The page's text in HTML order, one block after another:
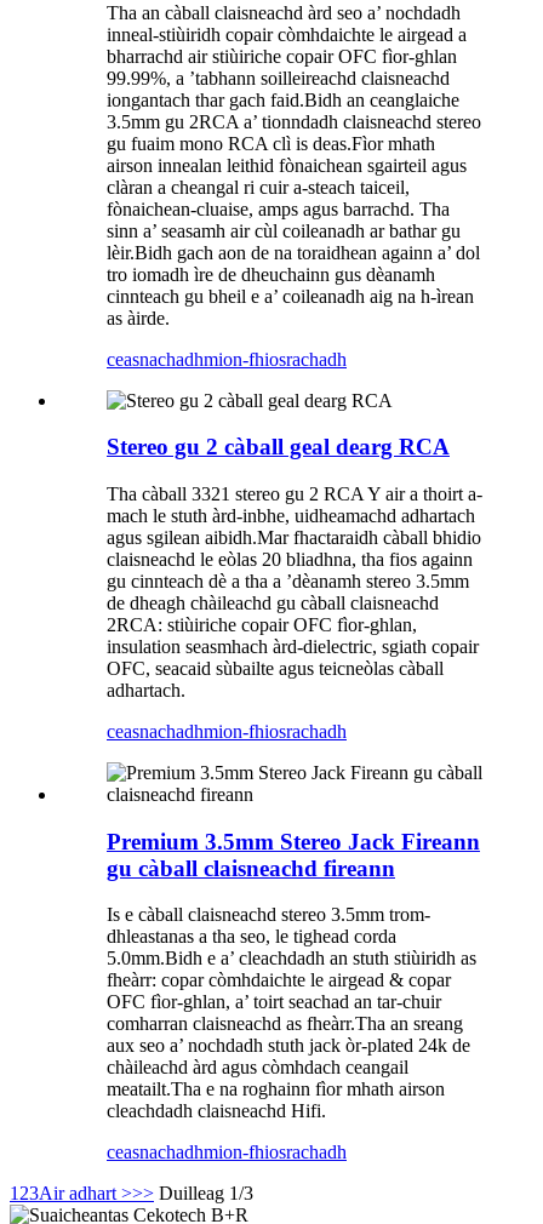
Tha an càball claisneachd àrd seo a’ nochdadh
inneal-stiùiridh copair còmhdaichte le airgead a
bharrachd air stiùiriche copair OFC fìor-ghlan
99.99%, a ’tabhann soilleireachd claisneachd
iongantach thar gach faid.Bidh an ceanglaiche
3.5mm gu 2RCA a’ tionndadh claisneachd stereo
gu fuaim mono RCA clì is deas.Fìor mhath
airson innealan leithid fònaichean sgairteil agus
clàran a cheangal ri cuir a-steach taiceil,
fònaichean-cluaise, amps agus barrachd. Tha
sinn a’ seasamh air cùl coileanadh ar bathar gu
lèir.Bidh gach aon de na toraidhean againn a’ dol
tro iomadh ìre de dheuchainn gus dèanamh
cinnteach gu bheil e a’ coileanadh aig na h-ìrean
as àirde.
ceasnachadhmion-fhiosrachadh
Stereo gu 2 càball geal dearg RCA
Tha càball 3321 stereo gu 2 RCA Y air a thoirt a-
mach le stuth àrd-inbhe, uidheamachd adhartach
agus sgilean aibidh.Mar fhactaraidh càball bhidio
claisneachd le eòlas 20 bliadhna, tha fios againn
gu cinnteach dè a tha a ’dèanamh stereo 3.5mm
de dheagh chàileachd gu càball claisneachd
2RCA: stiùiriche copair OFC fìor-ghlan,
insulation seasmhach àrd-dielectric, sgiath copair
OFC, seacaid sùbailte agus teicneòlas càball
adhartach.
ceasnachadhmion-fhiosrachadh
Premium 3.5mm Stereo Jack Fireann
gu càball claisneachd fireann
Is e càball claisneachd stereo 3.5mm trom-
dhleastanas a tha seo, le tighead corda
5.0mm.Bidh e a’ cleachdadh an stuth stiùiridh as
fheàrr: copar còmhdaichte le airgead & copar
OFC fìor-ghlan, a’ toirt seachad an tar-chuir
comharran claisneachd as fheàrr.Tha an sreang
aux seo a’ nochdadh stuth jack òr-plated 24k de
chàileachd àrd agus còmhdach ceangail
meatailt.Tha e na roghainn fìor mhath airson
cleachdadh claisneachd Hifi.
ceasnachadhmion-fhiosrachadh
123Air adhart >>> Duilleag 1/3